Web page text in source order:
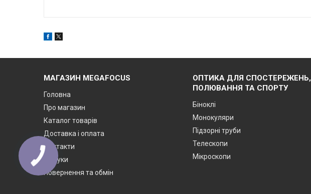
МАГАЗИН MEGAFOCUS
Головна
Про магазин
Каталог товарів
Доставка і оплата
Контакти
Відгуки
Повернення та обмін
ОПТИКА ДЛЯ СПОСТЕРЕЖЕНЬ,
ПОЛЮВАННЯ ТА СПОРТУ
Біноклі
Монокуляри
Підзорні труби
Телескопи
Мікроскопи
КНОПКА
ЗВ'ЯЗКУ